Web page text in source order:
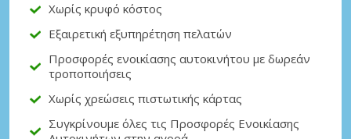
Χωρίς κρυφό κόστος
Εξαιρετική εξυπηρέτηση πελατών
Προσφορές ενοικίασης αυτοκινήτου με δωρεάν
τροποποιήσεις
Χωρίς χρεώσεις πιστωτικής κάρτας
Συγκρίνουμε όλες τις Προσφορές Ενοικίασης